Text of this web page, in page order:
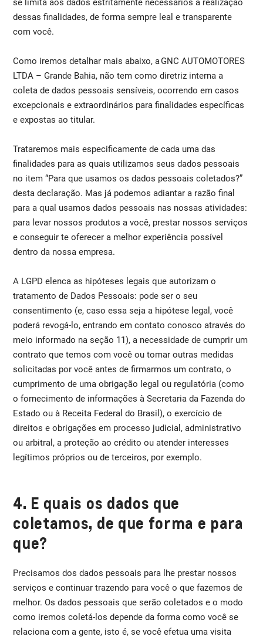
dessas finalidades, de forma sempre leal e transparente
com você.
Como iremos detalhar mais abaixo, a GNC AUTOMOTORES
LTDA – Grande Bahia, não tem como diretriz interna a
coleta de dados pessoais sensíveis, ocorrendo em casos
excepcionais e extraordinários para finalidades específicas
e expostas ao titular.
Trataremos mais especificamente de cada uma das
finalidades para as quais utilizamos seus dados pessoais
no item “Para que usamos os dados pessoais coletados?”
desta declaração. Mas já podemos adiantar a razão final
para a qual usamos dados pessoais nas nossas atividades:
para levar nossos produtos a você, prestar nossos serviços
e conseguir te oferecer a melhor experiência possível
dentro da nossa empresa.
A LGPD elenca as hipóteses legais que autorizam o
tratamento de Dados Pessoais: pode ser o seu
consentimento (e, caso essa seja a hipótese legal, você
poderá revogá-lo, entrando em contato conosco através do
meio informado na seção 11), a necessidade de cumprir um
contrato que temos com você ou tomar outras medidas
solicitadas por você antes de firmarmos um contrato, o
cumprimento de uma obrigação legal ou regulatória (como
o fornecimento de informações à Secretaria da Fazenda do
Estado ou à Receita Federal do Brasil), o exercício de
direitos e obrigações em processo judicial, administrativo
ou arbitral, a proteção ao crédito ou atender interesses
legítimos próprios ou de terceiros, por exemplo.
4. E quais os dados que
coletamos, de que forma e para
que?
Precisamos dos dados pessoais para lhe prestar nossos
serviços e continuar trazendo para você o que fazemos de
melhor. Os dados pessoais que serão coletados e o modo
como iremos coletá-los depende da forma como você se
relaciona com a gente, isto é, se você efetua uma visita